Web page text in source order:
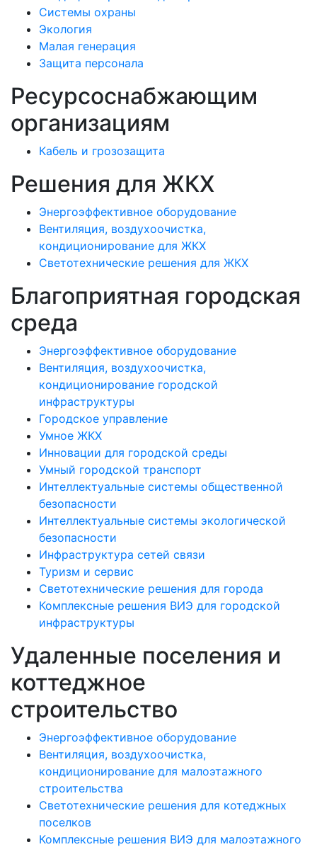
Системы охраны
Экология
Малая генерация
Защита персонала
Ресурсоснабжающим
организациям
Кабель и грозозащита
Решения для ЖКХ
Энергоэффективное оборудование
Вентиляция, воздухоочистка,
кондиционирование для ЖКХ
Светотехнические решения для ЖКХ
Благоприятная городская
среда
Энергоэффективное оборудование
Вентиляция, воздухоочистка,
кондиционирование городской
инфраструктуры
Городское управление
Умное ЖКХ
Инновации для городской среды
Умный городской транспорт
Интеллектуальные системы общественной
безопасности
Интеллектуальные системы экологической
безопасности
Инфраструктура сетей связи
Туризм и сервис
Светотехнические решения для города
Комплексные решения ВИЭ для городской
инфраструктуры
Удаленные поселения и
коттеджное
строительство
Энергоэффективное оборудование
Вентиляция, воздухоочистка,
кондиционирование для малоэтажного
строительства
Светотехнические решения для котеджных
поселков
Комплексные решения ВИЭ для малоэтажного